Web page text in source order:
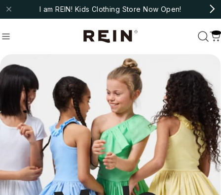
I am REIN! Kids Clothing Store Now Open!
#fub #ARSENE ET LES PIPELETTES
Recommend おすすめキーワード
#bebe organic #christina rohde #cozmo #molo
#fub #ARSENE ET LES PIPELETTES
Category 商品カテゴリ
NEW ARRIVAL
HOT ITEMS
◇SALE